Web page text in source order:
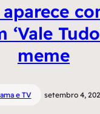
‘Vale
meme
e TV setembro 4,